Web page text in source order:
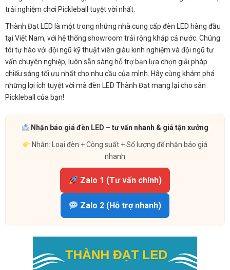
trải nghiệm chơi Pickleball tuyệt vời nhất.
Thành Đạt LED là một trong những nhà cung cấp đèn LED hàng đầu
tại Việt Nam, với hệ thống showroom trải rộng khắp cả nước. Chúng
tôi tự hào với đội ngũ kỹ thuật viên giàu kinh nghiệm và đội ngũ tư
vấn chuyên nghiệp, luôn sẵn sàng hỗ trợ bạn lựa chọn giải pháp
chiếu sáng tối ưu nhất cho nhu cầu của mình. Hãy cùng khám phá
những lợi ích tuyệt vời mà đèn LED Thành Đạt mang lại cho sân
Pickleball của bạn!
Nhận báo giá đèn LED – tư vấn nhanh & giá tận xưởng
Nhắn: Loại đèn + Công suất + Số lượng để nhận báo giá
nhanh
Zalo 1 (Tư vấn chính)
Zalo 2 (Hỗ trợ nhanh)